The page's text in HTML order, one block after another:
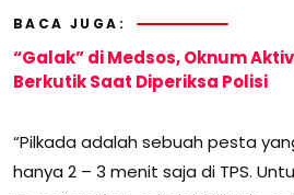
BACA JUGA:
“Galak” di Medsos, Oknum
Berkutik Saat Diperiksa Polisi
“Pilkada adalah sebuah pesta
hanya 2 – 3 menit saja di TPS.